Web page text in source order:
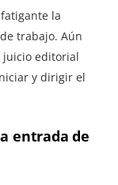
la
trabajo. Aún
juicio editorial
y dirigir el
entrada de